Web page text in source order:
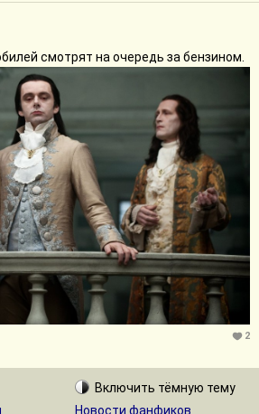
смотрят на очередь за бензином.
2
Включить тёмную тему
Новости фанфиков